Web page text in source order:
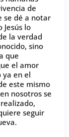
de
se dé a notar
Jesús lo
la verdad
sino
que
el amor
ya en el
este mismo
nosotros se
seguir